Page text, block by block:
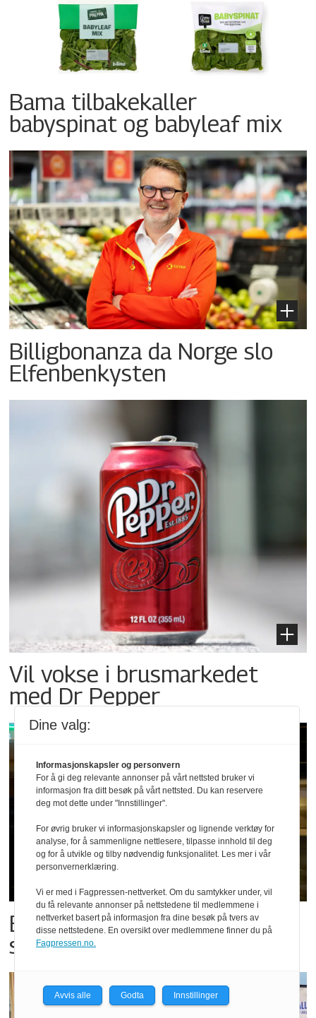
Bama tilbakekaller
babyspinat og babyleaf mix
Billigbonanza da Norge slo
Elfenbenkysten
Vil vokse i brusmarkedet
med Dr Pepper
Bestillings-rush i foodora før
storkampen
Dine valg:
Informasjonskapsler og personvern
For å gi deg relevante annonser på vårt nettsted bruker vi
informasjon fra ditt besøk på vårt nettsted. Du kan reservere
deg mot dette under "Innstillinger".
For øvrig bruker vi informasjonskapsler og lignende verktøy for
analyse, for å sammenligne nettlesere, tilpasse innhold til deg
og for å utvikle og tilby nødvendig funksjonalitet. Les mer i vår
personvernerklæring.
Vi er med i Fagpressen-nettverket. Om du samtykker under, vil
du få relevante annonser på nettstedene til medlemmene i
nettverket basert på informasjon fra dine besøk på tvers av
disse nettstedene. En oversikt over medlemmene finner du på
Fagpressen.no.
Avvis alle Godta Innstillinger